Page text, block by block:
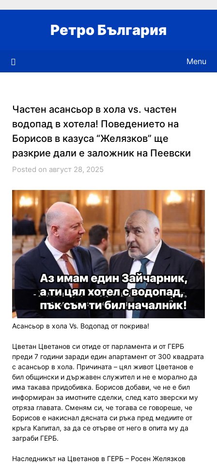
Ретро България
Menu
Частен асансьор в хола vs. частен
водопад в хотела! Поведението на
Борисов в казуса “Желязков” ще
разкрие дали е заложник на Пеевски
Posted on август 28, 2025
Асансьор в хола Vs. Водопад от покрива!
Цветан Цветанов си отиде от парламента и от ГЕРБ
преди 7 години заради един апартамент от 300 квадрата
с асансьор в хола. Причината – цял живот Цветанов е
бил общински и държавен служител и не е морално да
има такава придобивка. Борисов добави, че не е бил
информиран за имотните сделки, след като зверски му
отряза главата. Сменям си, че тогава се говореше, че
Борисов е накиснал дясната си ръка пред медиите от
кръга Капитал, за да се отърве от него в опита му да
заграби ГЕРБ.
Наследникът на Цветанов в ГЕРБ – Росен Желязков